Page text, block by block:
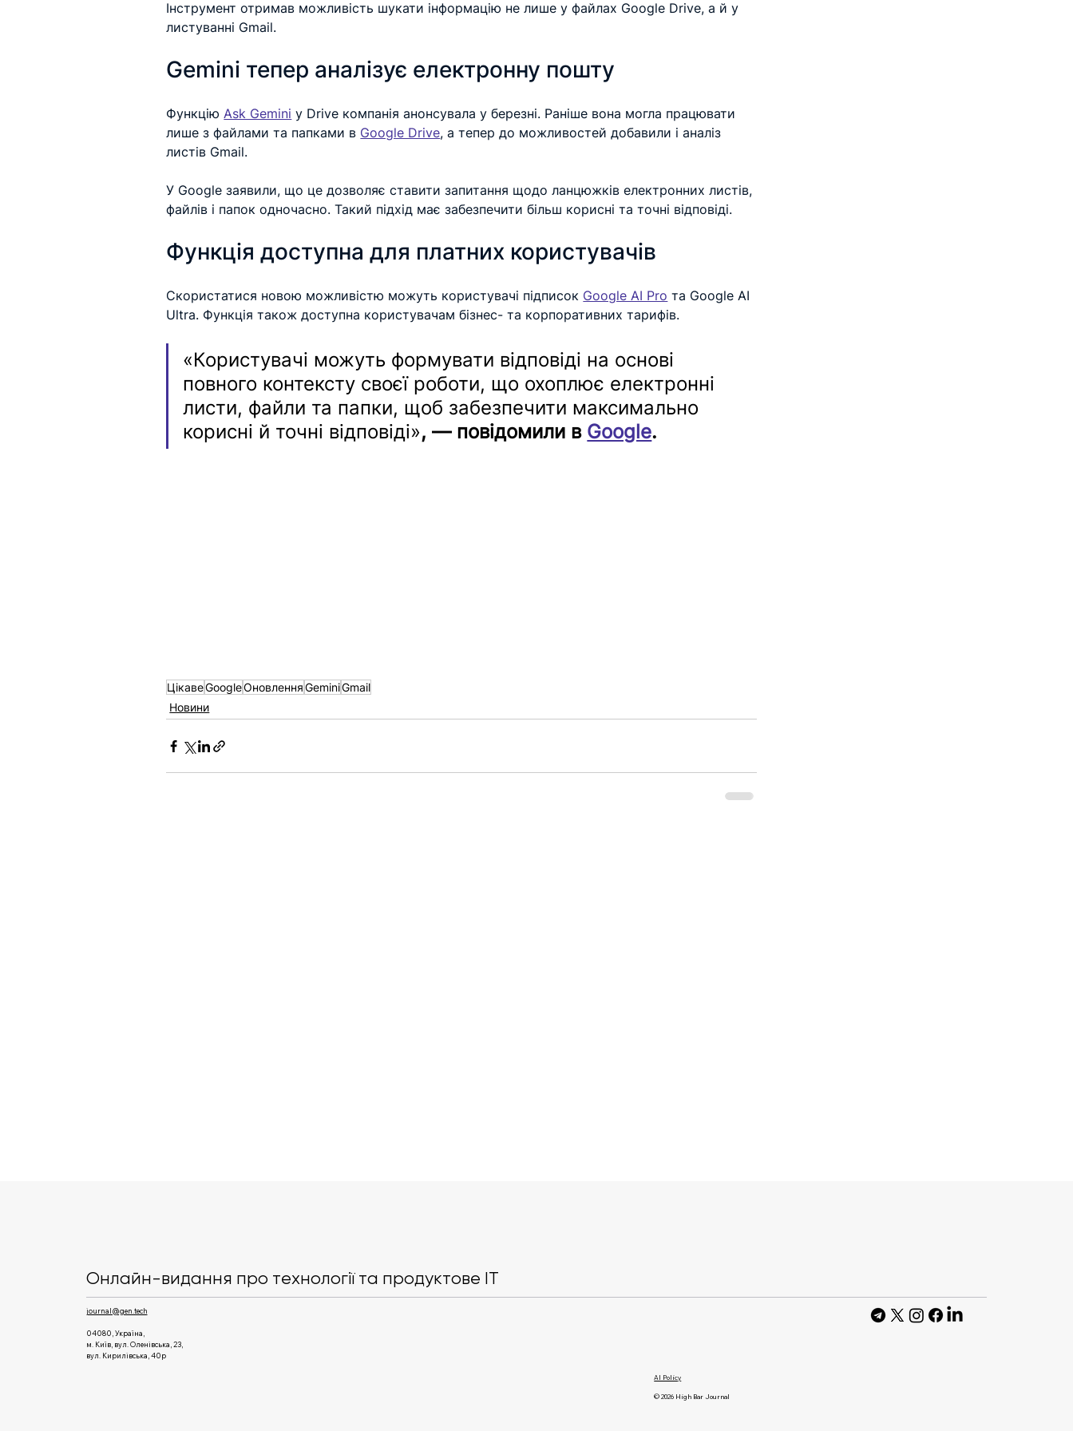
Інструмент отримав можливість шукати інформацію не лише у файлах Google Drive, а й у
листуванні Gmail.
Gemini тепер аналізує електронну пошту
Функцію Ask Gemini у Drive компанія анонсувала у березні. Раніше вона могла працювати
лише з файлами та папками в Google Drive, а тепер до можливостей добавили і аналіз
листів Gmail.
У Google заявили, що це дозволяє ставити запитання щодо ланцюжків електронних листів,
файлів і папок одночасно. Такий підхід має забезпечити більш корисні та точні відповіді.
Функція доступна для платних користувачів
Скористатися новою можливістю можуть користувачі підписок Google AI Pro та Google AI
Ultra. Функція також доступна користувачам бізнес- та корпоративних тарифів.
«Користувачі можуть формувати відповіді на основі
повного контексту своєї роботи, що охоплює електронні
листи, файли та папки, щоб забезпечити максимально
корисні й точні відповіді», — повідомили в Google.
ЦікавеGoogleОновленняGeminiGmail
Новини
та збільшує використання
ШІ-сервісів
Онлайн-видання про технології та продуктове IT
journal@gen.tech
04080, Україна,
м. Київ, вул. Оленівська, 23,​
вул. Кирилівська, 40р
AI Policy
© 2026 High Bar Journal